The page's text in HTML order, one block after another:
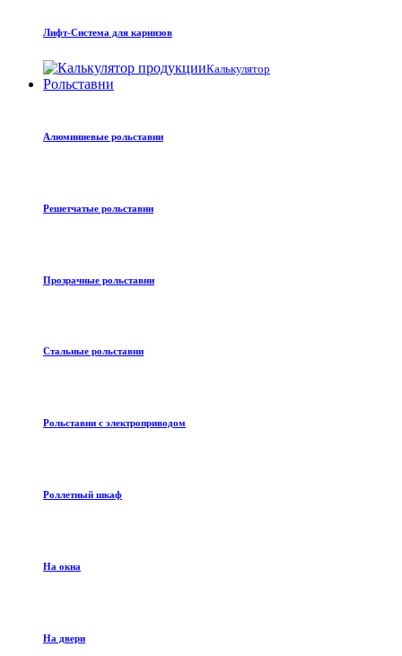
Лифт-Система для карнизов
Калькулятор
Рольставни
Алюминиевые рольставни
Решетчатые рольставни
Прозрачные рольставни
Стальные рольставни
Рольставни с электроприводом
Роллетный шкаф
На окна
На двери